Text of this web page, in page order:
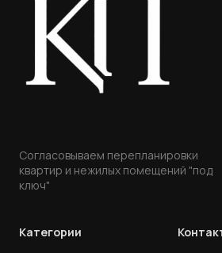
Согласовываем перепланировки
квартир и нежилых помещений "под
ключ"
Категории